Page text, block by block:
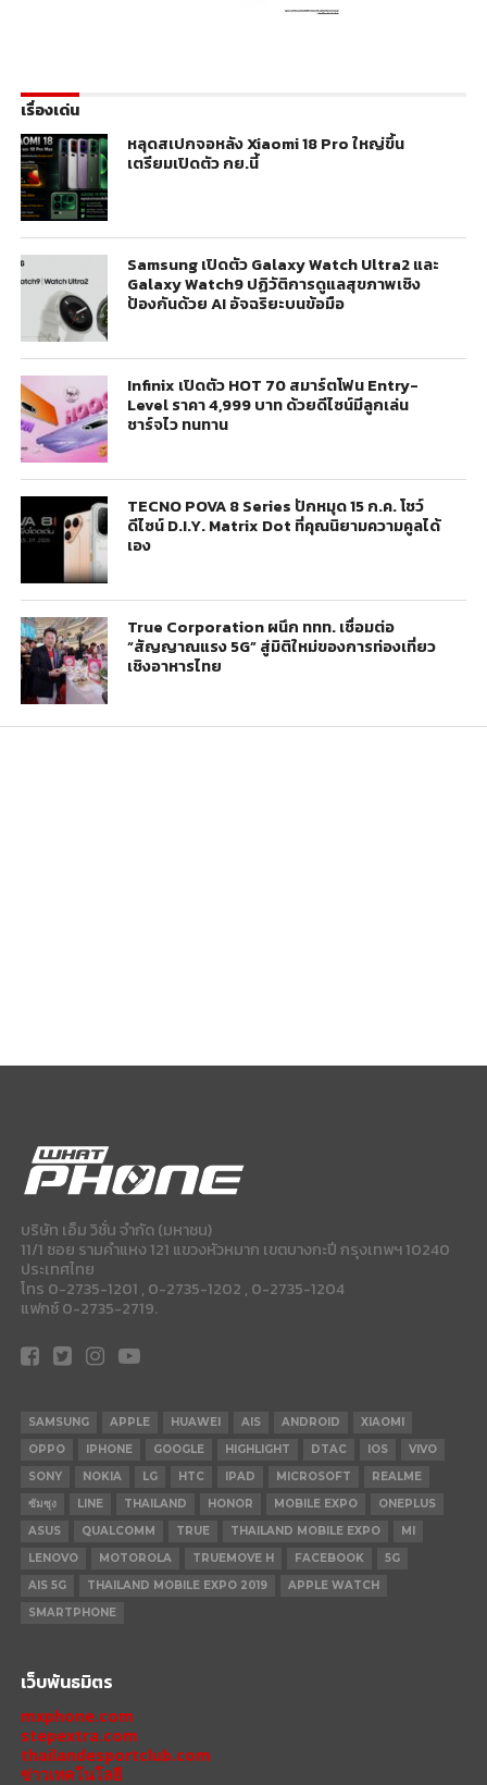
เรื่องเด่น
หลุดสเปกจอหลัง Xiaomi 18 Pro ใหญ่ขึ้น
เตรียมเปิดตัว กย.นี้
Samsung เปิดตัว Galaxy Watch Ultra2 และ
Galaxy Watch9 ปฏิวัติการดูแลสุขภาพเชิง
ป้องกันด้วย AI อัจฉริยะบนข้อมือ
Infinix เปิดตัว HOT 70 สมาร์ตโฟน Entry-
Level ราคา 4,999 บาท ด้วยดีไซน์มีลูกเล่น
ชาร์จไว ทนทาน
TECNO POVA 8 Series ปักหมุด 15 ก.ค. โชว์
ดีไซน์ D.I.Y. Matrix Dot ที่คุณนิยามความคูลได้
เอง
True Corporation ผนึก ททท. เชื่อมต่อ
“สัญญาณแรง 5G” สู่มิติใหม่ของการท่องเที่ยว
เชิงอาหารไทย
บริษัท เอ็ม วิชั่น จำกัด (มหาชน)
11/1 ซอย รามคำแหง 121 แขวงหัวหมาก เขตบางกะปี กรุงเทพฯ 10240
ประเทศไทย
โทร 0-2735-1201 , 0-2735-1202 , 0-2735-1204
แฟกซ์ 0-2735-2719.
SAMSUNG APPLE HUAWEI AIS ANDROID
XIAOMI
OPPO
IPHONE GOOGLE HIGHLIGHT DTAC IOS
VIVO
SONY
NOKIA LG HTC IPAD MICROSOFT
REALME
ซัมซุง
LINE THAILAND HONOR MOBILE EXPO
ONEPLUS
ASUS
QUALCOMM TRUE THAILAND MOBILE EXPO
MI
LENOVO
MOTOROLA TRUEMOVE H FACEBOOK
5G
AIS 5G
THAILAND MOBILE EXPO 2019
APPLE WATCH
SMARTPHONE
เว็บพันธมิตร
mxphone.com
stepextra.com
thailandesportclub.com
ข่าวเทคโนโลยี